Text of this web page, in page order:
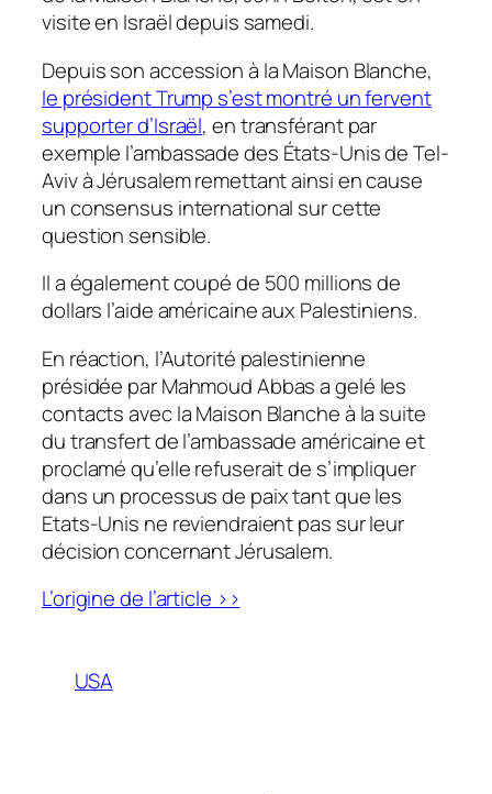
visite en Israël depuis samedi.
Depuis son accession à la Maison Blanche,
le président Trump s’est montré un fervent
supporter d’Israël, en transférant par
exemple l’ambassade des États-Unis de Tel-
Aviv à Jérusalem remettant ainsi en cause
un consensus international sur cette
question sensible.
Il a également coupé de 500 millions de
dollars l’aide américaine aux Palestiniens.
En réaction, l’Autorité palestinienne
présidée par Mahmoud Abbas a gelé les
contacts avec la Maison Blanche à la suite
du transfert de l’ambassade américaine et
proclamé qu’elle refuserait de s’impliquer
dans un processus de paix tant que les
Etats-Unis ne reviendraient pas sur leur
décision concernant Jérusalem.
L’origine de l’article >>
USA